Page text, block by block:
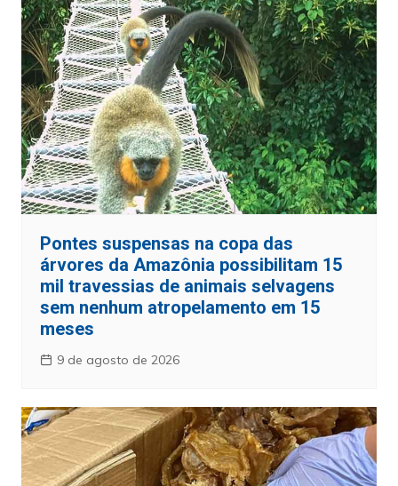
Pontes suspensas na copa das
árvores da Amazônia possibilitam 15
mil travessias de animais selvagens
sem nenhum atropelamento em 15
meses
9 de agosto de 2026